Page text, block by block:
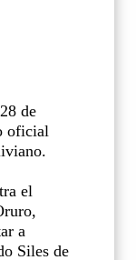
de
oficial
el
a
Siles de